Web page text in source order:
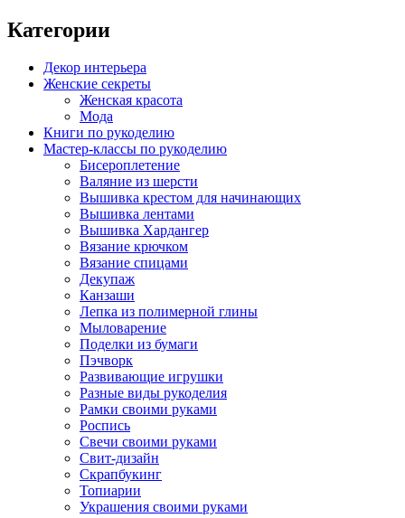
Категории
Декор интерьера
Женские секреты
Женская красота
Мода
Книги по рукоделию
Мастер-классы по рукоделию
Бисероплетение
Валяние из шерсти
Вышивка крестом для начинающих
Вышивка лентами
Вышивка Хардангер
Вязание крючком
Вязание спицами
Декупаж
Канзаши
Лепка из полимерной глины
Мыловарение
Поделки из бумаги
Пэчворк
Развивающие игрушки
Разные виды рукоделия
Рамки своими руками
Роспись
Свечи своими руками
Свит-дизайн
Скрапбукинг
Топиарии
Украшения своими руками